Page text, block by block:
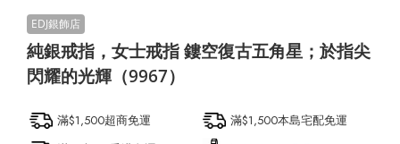
純銀戒指，女士戒指 鏤空復古五角星；於指尖
閃耀的光輝（9967）
滿$1,500超商免運
滿$1,500本島宅配免運